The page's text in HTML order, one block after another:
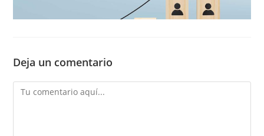
Deja un comentario
Comentario